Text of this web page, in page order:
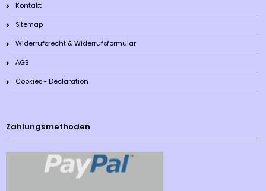
Kontakt
Sitemap
Widerrufsrecht & Widerrufsformular
AGB
Cookies - Declaration
Zahlungsmethoden